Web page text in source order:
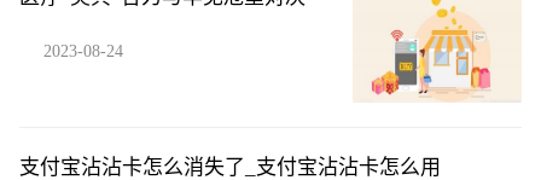
2023-08-24
支付宝沾沾卡怎么消失了_支付宝沾沾卡怎么用